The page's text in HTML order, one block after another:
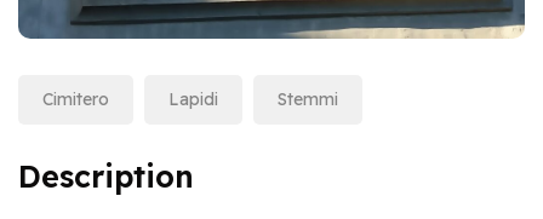
Cimitero Lapidi Stemmi
Description